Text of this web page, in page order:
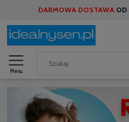
DARMOWA DOSTAWA OD
Menu